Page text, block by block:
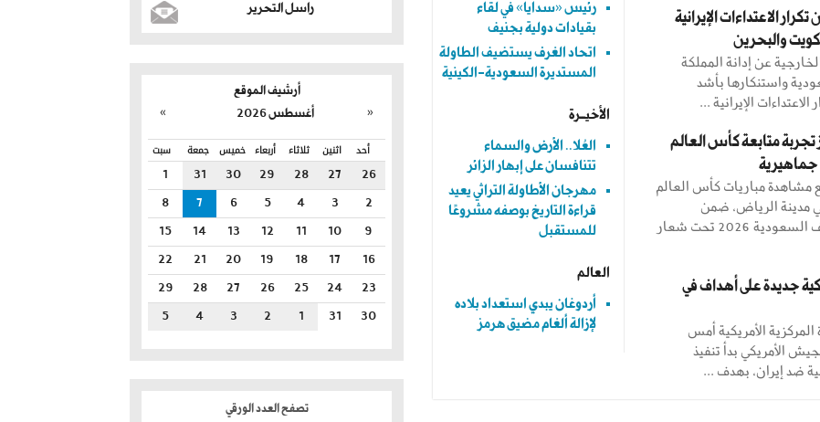
الاعتداءات الإيرانية
والبحرين
عن إدانة المملكة
واستنكارها بأشد
الاعتداءات الإيرانية ...
تجربة متابعة كأس العالم
مباريات كأس العالم
مدينة الرياض، ضمن
فعاليات صيف السعودية 2026 تحت شعار
جديدة على أهداف في
المركزية الأمريكية أمس
الأمريكي بدأ تنفيذ
ضد إيران، بهدف ...
رئيس «سدايا» في لقاء
بقيادات دولية بجنيف
اتحاد الغرف يستضيف الطاولة
المستديرة السعودية-الكينية
الأخيــرة
العُلا.. الأرض والسماء
تتنافسان على إبهار الزائر
مهرجان الأطاولة التراثي يعيد
قراءة التاريخ بوصفه مشروعًا
للمستقبل
العالم
أردوغان يبدي استعداد بلاده
لإزالة ألغام مضيق هرمز
راسل التحرير
أرشيف الموقع
«
» أغسطس 2026
أحد اثنين ثلاثاء أربعاء خميس جمعة سبت
26
27
28
29
30
31
1
2
3
4
5
6
7
8
9
10
11
12
13
14
15
16
17
18
19
20
21
22
23
24
25
26
27
28
29
30
31
1
2
3
4
5
تصفح العدد الورقي